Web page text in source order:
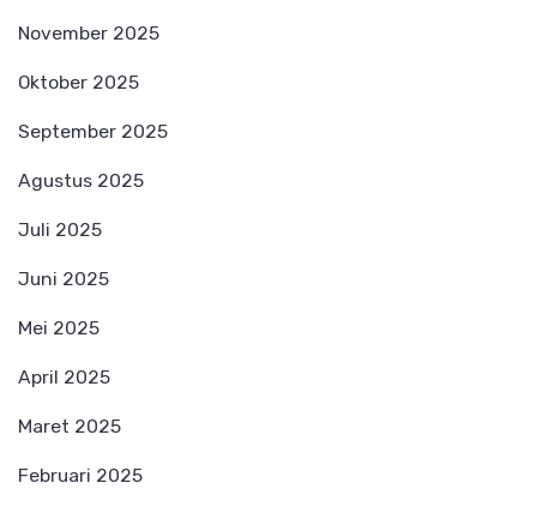
November 2025
Oktober 2025
September 2025
Agustus 2025
Juli 2025
Juni 2025
Mei 2025
April 2025
Maret 2025
Februari 2025